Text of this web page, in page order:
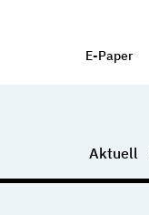
E-Paper
Aktuell